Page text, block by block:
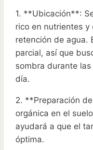
1. **Ubicación**:
rico en nutrientes
retención de agua.
parcial, así que
sombra durante
día.
2. **Preparación
orgánica en el
ayudará a que el
óptima.